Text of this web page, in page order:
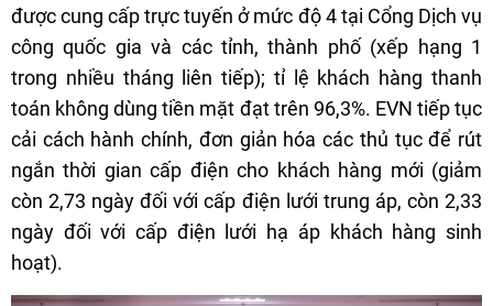
được cung cấp trực tuyến ở mức độ 4 tại Cổng Dịch vụ
công quốc gia và các tỉnh, thành phố (xếp hạng 1
trong nhiều tháng liên tiếp); tỉ lệ khách hàng thanh
toán không dùng tiền mặt đạt trên 96,3%. EVN tiếp tục
cải cách hành chính, đơn giản hóa các thủ tục để rút
ngắn thời gian cấp điện cho khách hàng mới (giảm
còn 2,73 ngày đối với cấp điện lưới trung áp, còn 2,33
ngày đối với cấp điện lưới hạ áp khách hàng sinh
hoạt).